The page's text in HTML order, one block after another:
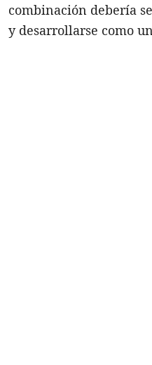
combinación debería
y desarrollarse como